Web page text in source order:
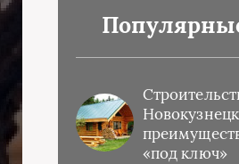
«под ключ»